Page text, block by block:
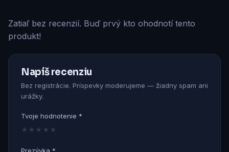
Zatiaľ bez recenzií. Buď prvý kto ohodnotí tento
produkt!
Napíš recenziu
Bez registrácie. Príspevky moderujeme — žiadny spam ani
urážky.
Tvoje hodnotenie *
★
★
★
★
★